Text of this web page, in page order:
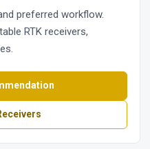
preferred workflow.
RTK receivers,